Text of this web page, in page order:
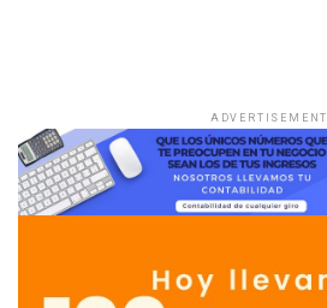
ADVERTISEMENT